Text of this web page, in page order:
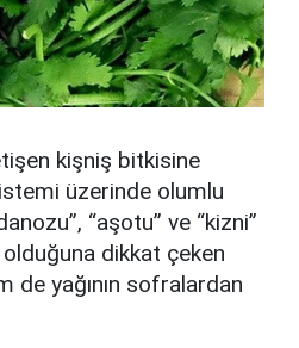
kişniş bitkisine
üzerinde olumlu
“aşotu” ve “kizni”
dikkat çeken
de yağının sofralardan